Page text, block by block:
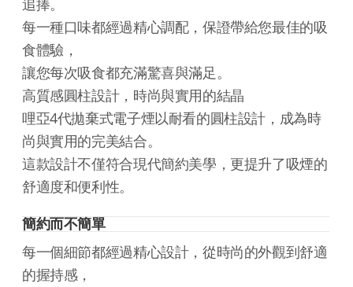
追捧。
每一種口味都經過精心調配，保證帶給您最佳的吸
食體驗，
讓您每次吸食都充滿驚喜與滿足。
高質感圓柱設計，時尚與實用的結晶
哩亞4代拋棄式電子煙以耐看的圓柱設計，成為時
尚與實用的完美結合。
這款設計不僅符合現代簡約美學，更提升了吸煙的
舒適度和便利性。
簡約而不簡單
每一個細節都經過精心設計，從時尚的外觀到舒適
的握持感，